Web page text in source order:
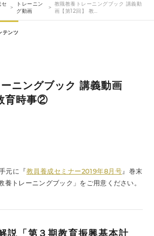
セ
トレーニン
グ動画
教職教養トレーニングブック 講義動
画【第12回】 教…
テンツ
ニングブック 講義動画
育時事②
元に『教員養成セミナー2019年8月号』巻末
養トレーニングブック」をご用意ください。
説「第３期教育振興基本計